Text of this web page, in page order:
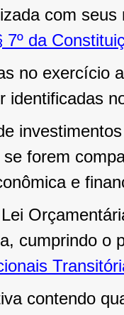
com
7º da
no exercício
identificadas
forem
e
cumprindo o
contendo